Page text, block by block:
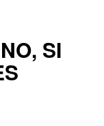
SI